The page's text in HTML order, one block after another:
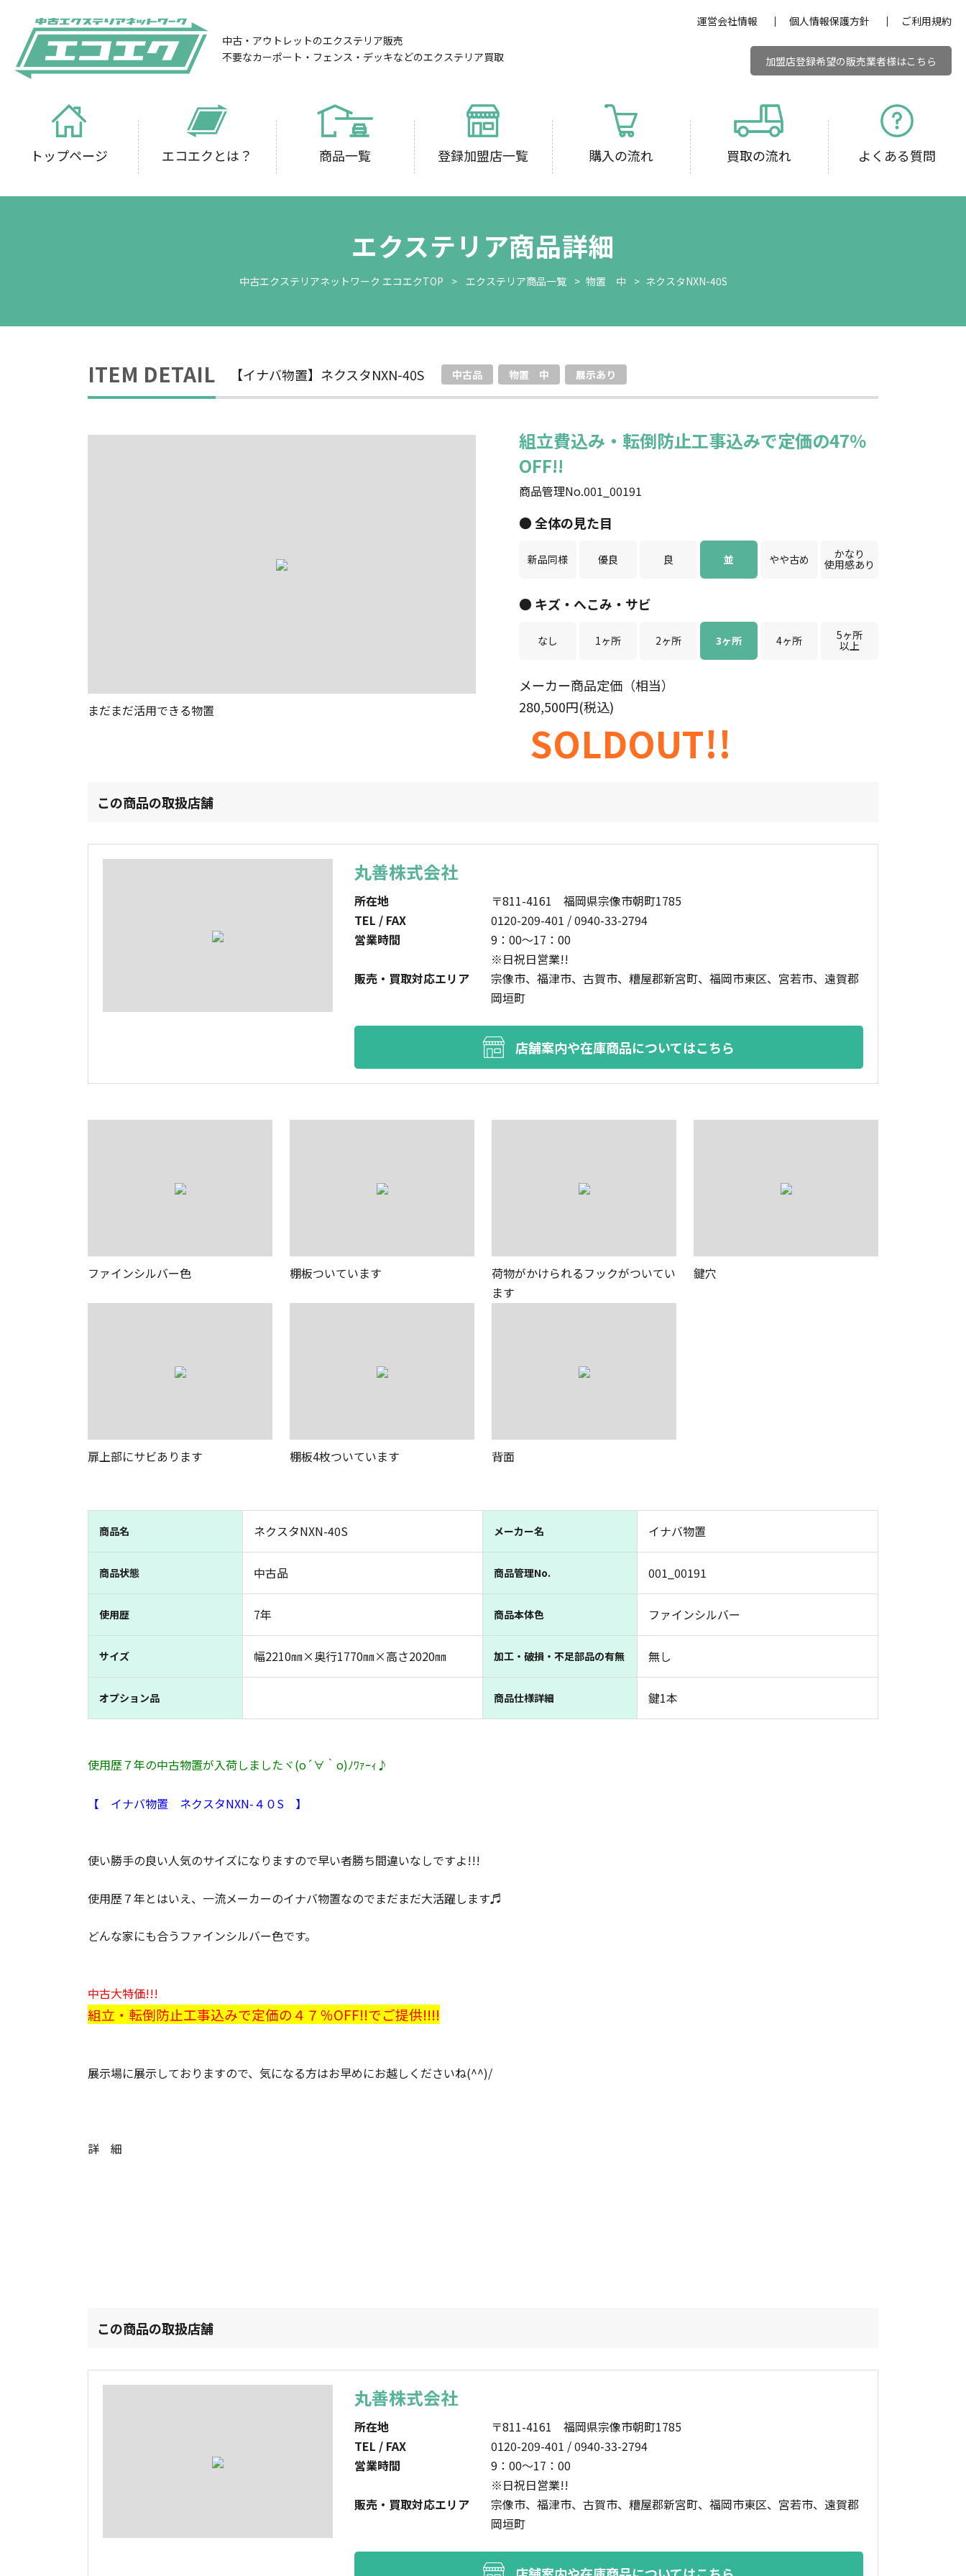
中古・アウトレットのエクステリア販売
不要なカーポート・フェンス・デッキなどのエクステリア買取
運営会社情報 個人情報保護方針 ご利用規約
加盟店登録希望の販売業者様はこちら
トップページ エコエクとは？ 商品一覧 登録加盟店一覧 購入の流れ 買取の流れ よくある質問
エクステリア商品詳細
中古エクステリアネットワーク エコエクTOP エクステリア商品一覧 物置 中 ネクスタNXN-40S
ITEM DETAIL 【イナバ物置】ネクスタNXN-40S 中古品 物置 中 展示あり
まだまだ活用できる物置
組立費込み・転倒防止工事込みで定価の47％
OFF!!
商品管理No.001_00191
● 全体の見た目
新品同様 優良 良 並 やや古め かなり
使用感あり
● キズ・へこみ・サビ
なし 1ヶ所 2ヶ所 3ヶ所 4ヶ所 5ヶ所
以上
メーカー商品定価（相当）
280,500円(税込)
SOLDOUT!!
この商品の取扱店舗
丸善株式会社
所在地
〒811-4161 福岡県宗像市朝町1785
TEL / FAX
0120-209-401 / 0940-33-2794
営業時間
9：00～17：00
※日祝日営業!!
販売・買取対応エリア
宗像市、福津市、古賀市、糟屋郡新宮町、福岡市東区、宮若市、遠賀郡
岡垣町
店舗案内や在庫商品についてはこちら
ファインシルバー色 棚板ついています
荷物がかけられるフックがついてい
ます
鍵穴
扉上部にサビあります 棚板4枚ついています 背面
商品名 ネクスタNXN-40S メーカー名 イナバ物置
商品状態 中古品 商品管理No. 001_00191
使用歴 7年 商品本体色 ファインシルバー
サイズ 幅2210㎜×奥行1770㎜×高さ2020㎜ 加工・破損・不足部品の有無 無し
オプション品 商品仕様詳細 鍵1本
使用歴７年の中古物置が入荷しましたヾ(o´∀｀o)ﾉﾜｧｰｨ♪
【 イナバ物置 ネクスタNXN-４０S 】
使い勝手の良い人気のサイズになりますので早い者勝ち間違いなしですよ!!!
使用歴７年とはいえ、一流メーカーのイナバ物置なのでまだまだ大活躍します♬
どんな家にも合うファインシルバー色です。
中古大特価!!!
組立・転倒防止工事込みで定価の４７％OFF!!でご提供!!!!
展示場に展示しておりますので、気になる方はお早めにお越しくださいね(^^)/
詳 細
この商品の取扱店舗
丸善株式会社
所在地
〒811-4161 福岡県宗像市朝町1785
TEL / FAX
0120-209-401 / 0940-33-2794
営業時間
9：00～17：00
※日祝日営業!!
販売・買取対応エリア
宗像市、福津市、古賀市、糟屋郡新宮町、福岡市東区、宮若市、遠賀郡
岡垣町